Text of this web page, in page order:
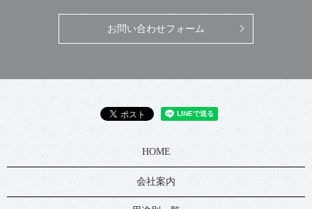
お問い合わせフォーム
HOME
会社案内